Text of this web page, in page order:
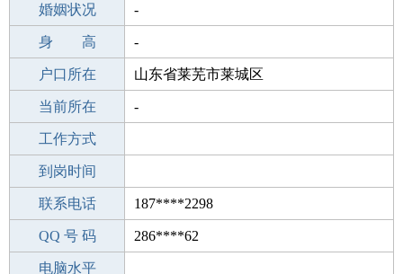
出生年月 1986-11-16
婚姻状况 -
学 历 成人教育
身 高 -
毕业学校 山东工贸职业学院
户口所在 山东省莱芜市莱城区
所学专业 -
当前所在 -
工作经验
工作方式
驾 照
到岗时间
期望月薪
联系电话 187****2298
手机号码 187****2298
QQ 号 码 286****62
微信号码
电脑水平